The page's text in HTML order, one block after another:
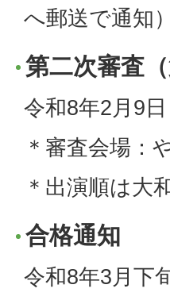
へ郵送で通知）
第二次審査
令和8年2月9日
＊審査会場：
＊出演順は大
合格通知
令和8年3月下